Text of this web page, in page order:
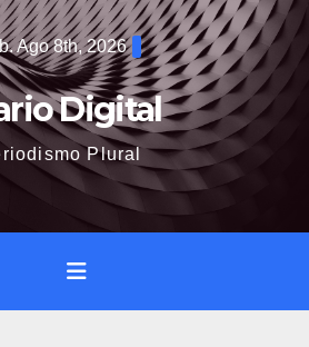
Ago 8th, 2026
Digital
Plural